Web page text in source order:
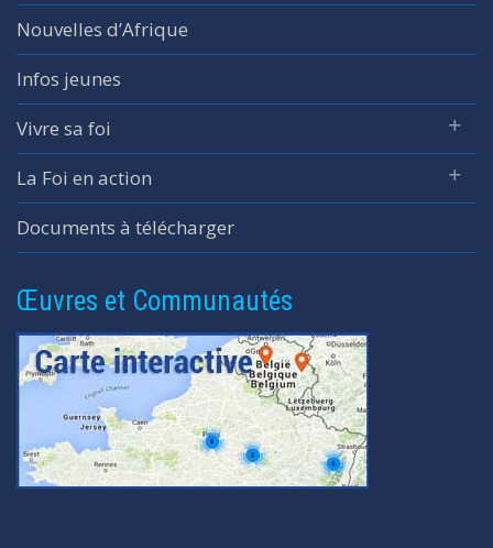
Nouvelles d’Afrique
Infos jeunes
Vivre sa foi
La Foi en action
Documents à télécharger
Œuvres et Communautés